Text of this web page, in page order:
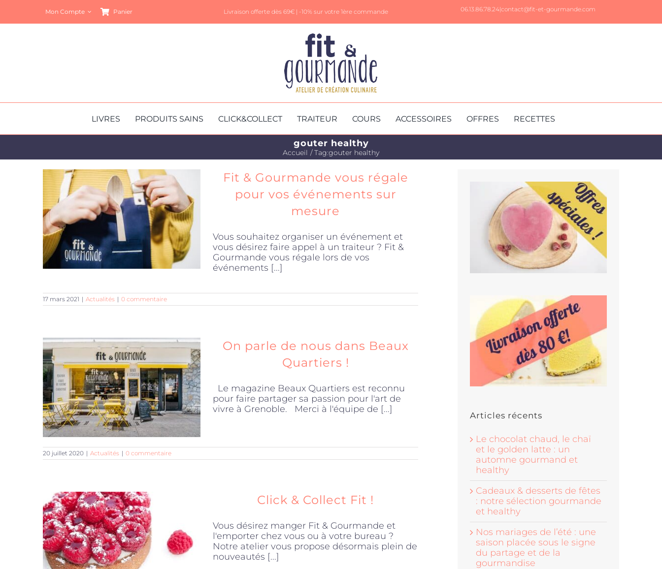
contenu
Mon Compte Panier Livraison offerte dès 69€ | -10% sur votre 1ère commande 06.13.86.78.24|contact@fit-et-gourmande.com
LIVRES PRODUITS SAINS CLICK&COLLECT TRAITEUR COURS ACCESSOIRES OFFRES RECETTES
gouter healthy
Accueil Tag:gouter healthy
Fit & Gourmande vous régale
pour vos événements sur
mesure
Vous souhaitez organiser un événement et
vous désirez faire appel à un traiteur ? Fit &
Gourmande vous régale lors de vos
événements [...]
17 mars 2021 | Actualités | 0 commentaire
On parle de nous dans Beaux
Quartiers !
Le magazine Beaux Quartiers est reconnu
pour faire partager sa passion pour l'art de
vivre à Grenoble. Merci à l'équipe de [...]
20 juillet 2020 | Actualités | 0 commentaire
Click & Collect Fit !
Vous désirez manger Fit & Gourmande et
l'emporter chez vous ou à votre bureau ?
Notre atelier vous propose désormais plein de
nouveautés [...]
Articles récents
Le chocolat chaud, le chaï
et le golden latte : un
automne gourmand et
healthy
Cadeaux & desserts de fêtes
: notre sélection gourmande
et healthy
Nos mariages de l’été : une
saison placée sous le signe
du partage et de la
gourmandise